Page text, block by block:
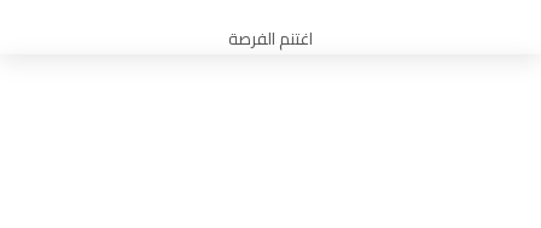
اغتنم الفرصة